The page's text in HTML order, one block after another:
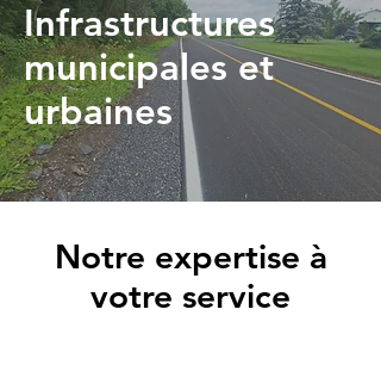
Infrastructures
municipales et
urbaines
Notre expertise à
votre service